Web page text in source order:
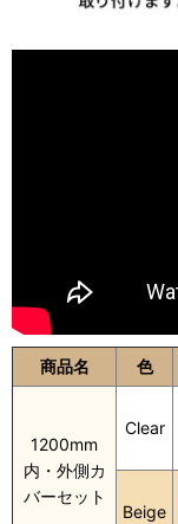
商品名 色
1200mm
内・外側カ
バーセット
Clear
Beige